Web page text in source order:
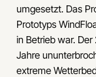
umgesetzt. Das
Prototyps
in Betrieb war.
Jahre
extreme